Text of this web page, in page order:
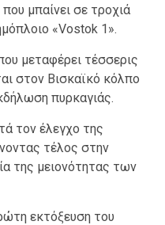
μπαίνει σε τροχιά
«Vostok 1».
μεταφέρει τέσσερις
στον Βισκαϊκό κόλπο
πυρκαγιάς.
τον έλεγχο της
τέλος στην
της μειονότητας των
εκτόξευση του